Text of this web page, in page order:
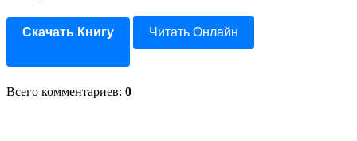
Скачать Книгу Читать Онлайн
Всего комментариев: 0